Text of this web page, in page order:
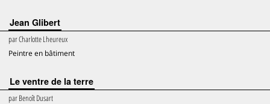
Jean Glibert
parCharlotte Lheureux
Peintre en bâtiment
Le ventre de la terre
parBenoît Dusart